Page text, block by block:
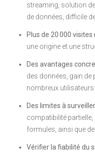
streaming, solution
de données, difficile
Plus de 20 000
une origine et une
Des avantages
des données, gain
nombreux
Des limites à surveiller
compatibilité
formules, ainsi que
Vérifier la fiabilité du